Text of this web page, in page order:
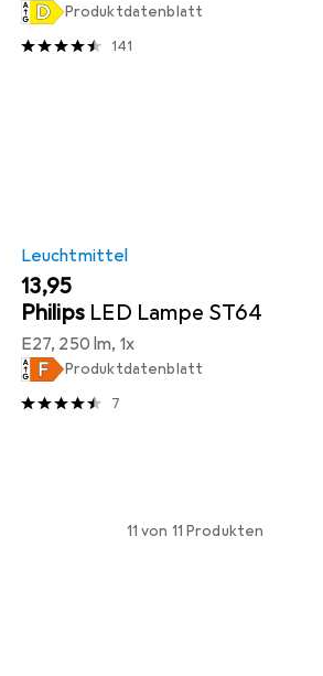
Produktdatenblatt
141
Leuchtmittel
EUR
13,95
Philips LED Lampe ST64
E27, 250 lm, 1x
Produktdatenblatt
7
11 von 11 Produkten